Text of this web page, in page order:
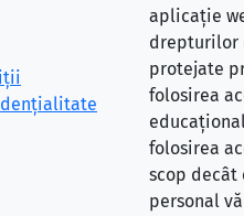
aplicație
drepturilor
protejate
folosirea
folosirea
scop
personal